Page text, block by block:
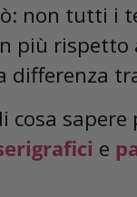
non tutti i
più
differenza
cosa
e